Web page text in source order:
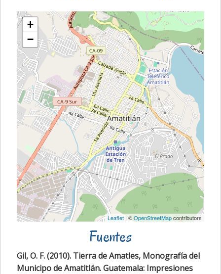
+
−
Leaflet | ©OpenStreetMapcontributors
Fuentes
Gil, O. F. (2010). Tierra de Amatles, Monografía del
Municipo de Amatitlán. Guatemala: Impresiones